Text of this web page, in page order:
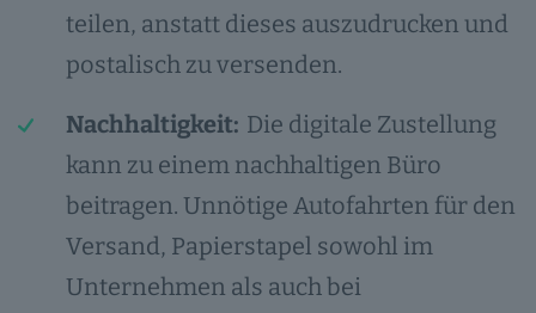
teilen, anstatt dieses auszudrucken und
postalisch zu versenden.
Nachhaltigkeit: Die digitale Zustellung
kann zu einem nachhaltigen Büro
beitragen. Unnötige Autofahrten für den
Versand, Papierstapel sowohl im
Unternehmen als auch bei